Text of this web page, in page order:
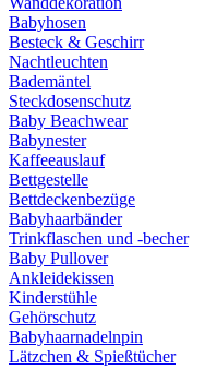
Babyhosen
Besteck & Geschirr
Nachtleuchten
Bademäntel
Steckdosenschutz
Baby Beachwear
Babynester
Kaffeeauslauf
Bettgestelle
Bettdeckenbezüge
Babyhaarbänder
Trinkflaschen und -becher
Baby Pullover
Ankleidekissen
Kinderstühle
Gehörschutz
Babyhaarnadelnpin
Lätzchen & Spießtücher